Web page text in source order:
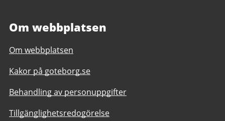
Om webbplatsen
Om webbplatsen
Kakor på goteborg.se
Behandling av personuppgifter
Tillgänglighetsredogörelse